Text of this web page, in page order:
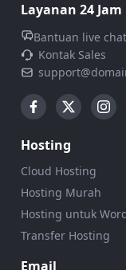
Layanan 24 Jam
Bantuan live chat
Kontak Sales
Hosting
Cloud Hosting
Hosting Murah
Hosting untuk
Transfer Hosting
Email